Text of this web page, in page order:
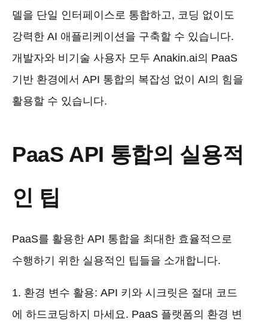
델을 단일 인터페이스로 통합하고, 코딩 없이도
강력한 AI 애플리케이션을 구축할 수 있습니다.
개발자와 비기술 사용자 모두 Anakin.ai의 PaaS
기반 환경에서 API 통합의 복잡성 없이 AI의 힘을
활용할 수 있습니다.
PaaS API 통합의 실용적
인 팁
PaaS를 활용한 API 통합을 최대한 효율적으로
수행하기 위한 실용적인 팁들을 소개합니다.
1. 환경 변수 활용: API 키와 시크릿은 절대 코드
에 하드코딩하지 마세요. PaaS 플랫폼의 환경 변